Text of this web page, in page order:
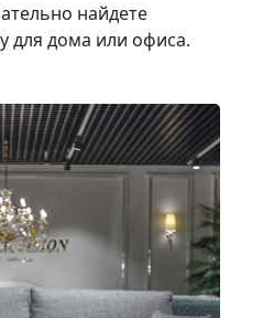
найдете
для дома или офиса.